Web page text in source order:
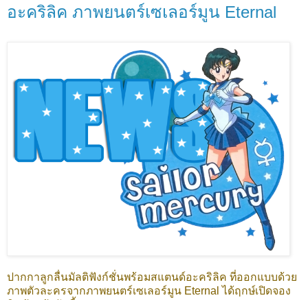
อะคริลิค ภาพยนตร์เซเลอร์มูน Eternal
ปากกาลูกลื่นมัลติฟังก์ชั่นพร้อมสแตนด์อะคริลิค ที่ออกแบบด้วย
ภาพตัวละครจากภาพยนตร์เซเลอร์มูน Eternal ได้ฤกษ์เปิดจอง